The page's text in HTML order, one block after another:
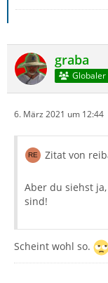
graba
6. März 2021 um 12:44
Zitat von
Aber du siehst
sind!
Scheint wohl so.